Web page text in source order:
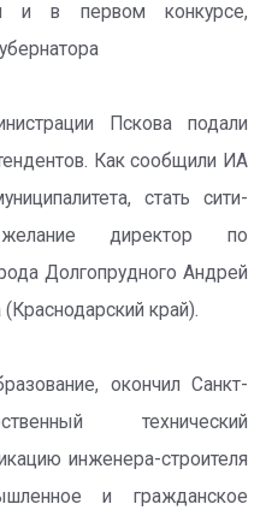
и в первом конкурсе,
Пскова подали
Как сообщили ИА
стать сити-
директор по
Долгопрудного Андрей
край).
окончил Санкт-
технический
инженера-строителя
и гражданское